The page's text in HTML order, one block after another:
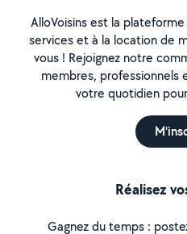
AlloVoisins est la
services et à la location de
vous ! Rejoignez notre
membres, professionnels
votre quotidien
Réalisez
Gagnez du temps :